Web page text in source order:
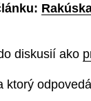
diskusií ako
ktorý